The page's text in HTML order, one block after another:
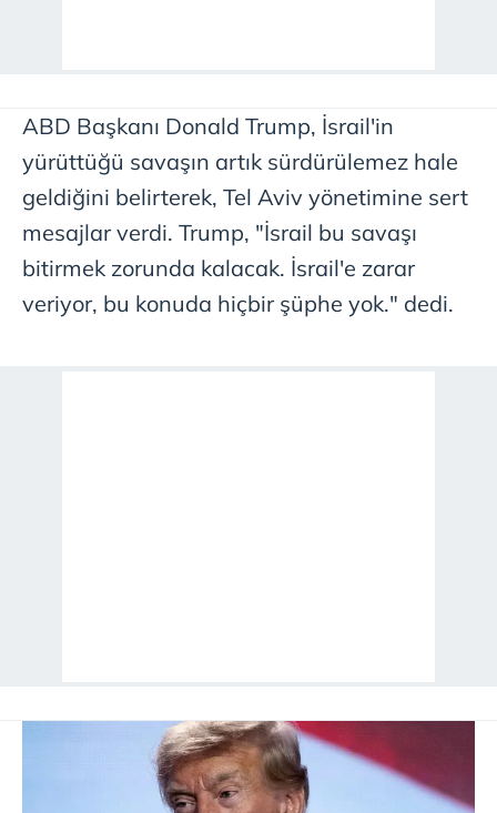
ABD Başkanı Donald Trump, İsrail'in
yürüttüğü savaşın artık sürdürülemez hale
geldiğini belirterek, Tel Aviv yönetimine sert
mesajlar verdi. Trump, "İsrail bu savaşı
bitirmek zorunda kalacak. İsrail'e zarar
veriyor, bu konuda hiçbir şüphe yok." dedi.